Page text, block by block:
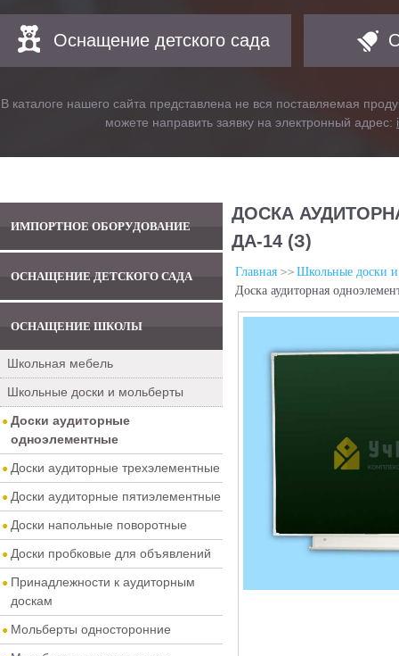
Оснащение детского сада
В каталоге нашего сайта представлена не вся поставляемая
можете направить заявку на электронный адрес:
ИМПОРТНОЕ ОБОРУДОВАНИЕ
ОСНАЩЕНИЕ ДЕТСКОГО САДА
ОСНАЩЕНИЕ ШКОЛЫ
Школьная мебель
Школьные доски и мольберты
Доски аудиторные
одноэлементные
Доски аудиторные трехэлементные
Доски аудиторные пятиэлементные
Доски напольные поворотные
Доски пробковые для объявлений
Принадлежности к аудиторным
доскам
Мольберты односторонние
ДОСКА
ДА-14 (З)
Главная
Школьные доски
Доска аудиторная